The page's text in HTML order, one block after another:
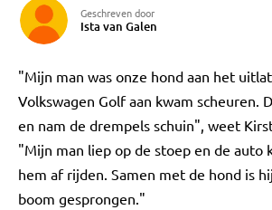
Geschreven door
Ista van Galen
"Mijn man was onze hond aan het
Volkswagen Golf aan kwam scheuren.
en nam de drempels schuin", weet
"Mijn man liep op de stoep en de auto
hem af rijden. Samen met de hond is
boom gesprongen."